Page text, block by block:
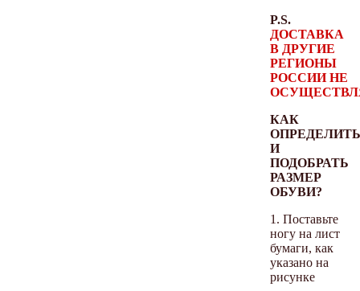
P.S.
ДОСТАВКА
В ДРУГИЕ
РЕГИОНЫ
РОССИИ НЕ
КАК
ОПРЕДЕЛИТЬ
И
ПОДОБРАТЬ
РАЗМЕР
ОБУВИ?
1. Поставьте
ногу на лист
бумаги, как
указано на
рисунке